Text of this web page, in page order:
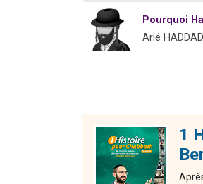
Pourquoi
Arié
1